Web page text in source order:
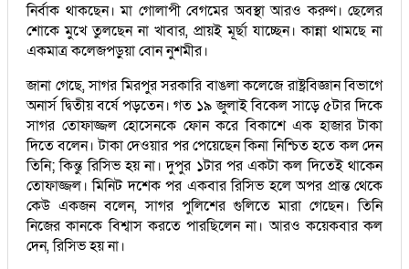
নির্বাক থাকছেন। মা গোলাপী বেগমের অবস্থা আরও করুণ। ছেলের
শোকে মুখে তুলছেন না খাবার, প্রায়ই মূর্ছা যাচ্ছেন। কান্না থামছে না
একমাত্র কলেজপড়ুয়া বোন নুশমীর।
জানা গেছে, সাগর মিরপুর সরকারি বাঙলা কলেজে রাষ্ট্রবিজ্ঞান বিভাগে
অনার্স দ্বিতীয় বর্ষে পড়তেন। গত ১৯ জুলাই বিকেল সাড়ে ৫টার দিকে
সাগর তোফাজ্জল হোসেনকে ফোন করে বিকাশে এক হাজার টাকা
দিতে বলেন। টাকা দেওয়ার পর পেয়েছেন কিনা নিশ্চিত হতে কল দেন
তিনি; কিন্তু রিসিভ হয় না। দুপুর ১টার পর একটা কল দিতেই থাকেন
তোফাজ্জল। মিনিট দশেক পর একবার রিসিভ হলে অপর প্রান্ত থেকে
কেউ একজন বলেন, সাগর পুলিশের গুলিতে মারা গেছেন। তিনি
নিজের কানকে বিশ্বাস করতে পারছিলেন না। আরও কয়েকবার কল
দেন, রিসিভ হয় না।